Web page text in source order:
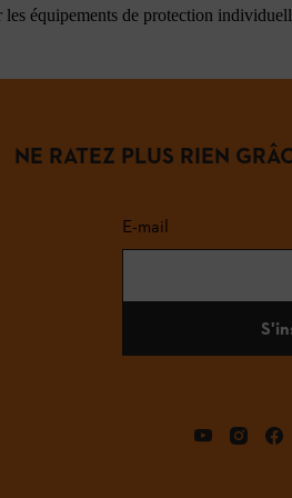
équipements de protection
NE RATEZ PLUS RIEN
E-mail